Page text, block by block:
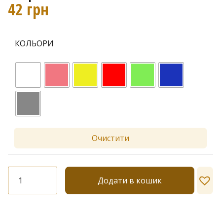
42 грн
КОЛЬОРИ
Очистити
"Coveri"
04
Додати в кошик